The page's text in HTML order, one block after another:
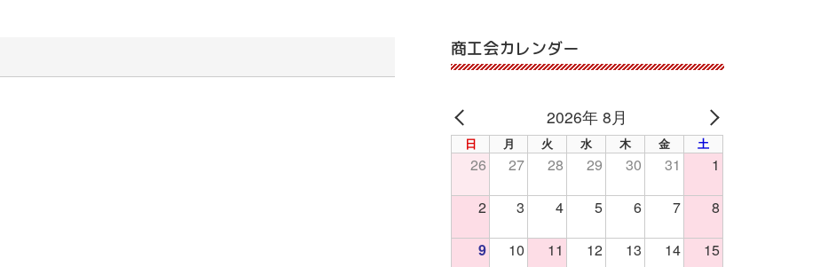
商工会カレンダー
PREV
2026年 8月
NEXT
日 月 火 水 木 金 土
26 27 28 29 30 31 1
2 3 4 5 6 7 8
9 10 11 12 13 14 15